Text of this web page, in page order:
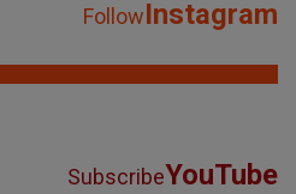
FollowInstagram
SubscribeYouTube